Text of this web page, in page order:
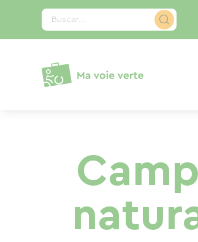
Buscar...
Panel de gestión de cookies